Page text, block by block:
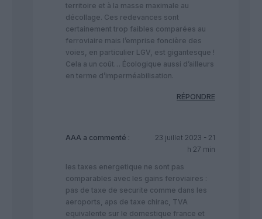
territoire et à la masse maximale au
décollage. Ces redevances sont
certainement trop faibles comparées au
ferroviaire mais l’emprise foncière des
voies, en particulier LGV, est gigantesque !
Cela a un coût… Écologique aussi d’ailleurs
en terme d’imperméabilisation.
RÉPONDRE
AAA a commenté :
23 juillet 2023 - 21
h 27 min
les taxes energetique ne sont pas
comparables avec les gains feroviaires :
pas de taxe de securite comme dans les
aeroports, aps de taxe chirac, TVA
equivalente sur le domestique france et